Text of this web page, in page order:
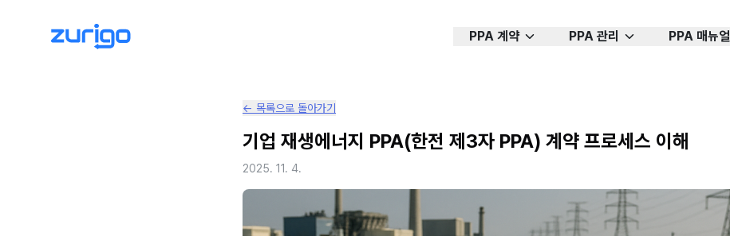
PPA 계약 PPA 관리 PPA 매뉴얼
← 목록으로 돌아가기
기업 재생에너지 PPA(한전 제3자 PPA) 계약 프로세스 이해
2025. 11. 4.